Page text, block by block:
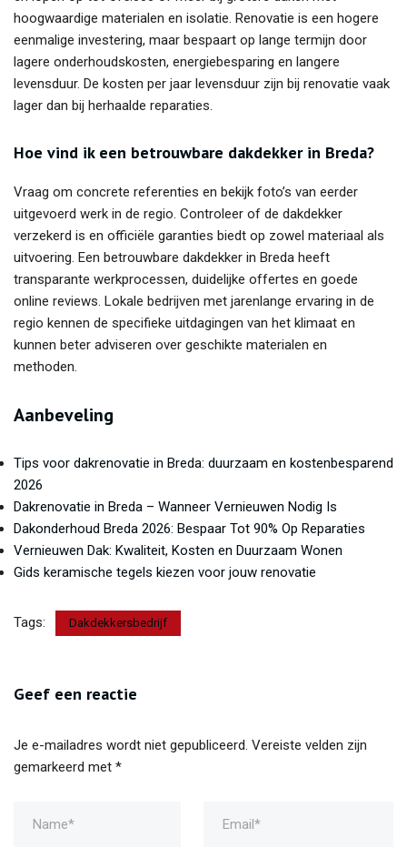
hoogwaardige materialen en isolatie. Renovatie is een hogere
eenmalige investering, maar bespaart op lange termijn door
lagere onderhoudskosten, energiebesparing en langere
levensduur. De kosten per jaar levensduur zijn bij renovatie vaak
lager dan bij herhaalde reparaties.
Hoe vind ik een betrouwbare dakdekker in Breda?
Vraag om concrete referenties en bekijk foto’s van eerder
uitgevoerd werk in de regio. Controleer of de dakdekker
verzekerd is en officiële garanties biedt op zowel materiaal als
uitvoering. Een betrouwbare dakdekker in Breda heeft
transparante werkprocessen, duidelijke offertes en goede
online reviews. Lokale bedrijven met jarenlange ervaring in de
regio kennen de specifieke uitdagingen van het klimaat en
kunnen beter adviseren over geschikte materialen en
methoden.
Aanbeveling
Tips voor dakrenovatie in Breda: duurzaam en kostenbesparend
2026
Dakrenovatie in Breda – Wanneer Vernieuwen Nodig Is
Dakonderhoud Breda 2026: Bespaar Tot 90% Op Reparaties
Vernieuwen Dak: Kwaliteit, Kosten en Duurzaam Wonen
Gids keramische tegels kiezen voor jouw renovatie
Tags: Dakdekkersbedrijf
Geef een reactie
Je e-mailadres wordt niet gepubliceerd. Vereiste velden zijn
gemarkeerd met *